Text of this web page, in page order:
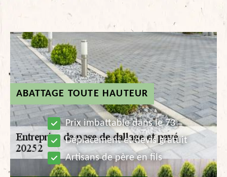
ABATTAGE TOUTE HAUTEUR
Prix imbattable dans le 73
Déplacement et devis gratuit
Artisans de père en fils